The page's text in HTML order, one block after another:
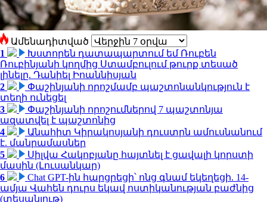
Ամենադիտված
1
Խստորեն դատապարտում եմ Ռուբեն
Ռուբինյանի կողմից Ստամբուլում թուրք տեսած
լինելը. Դանիել Իոաննիսյան
2
Փաշինյանի որոշմամբ պաշտոնանկություն է
տեղի ունեցել
3
Փաշինյանի որոշումներով 7 պաշտոնյա
ազատվել է պաշտոնից
4
Անահիտ Կիրակոսյանի դուստրն ամուսնանում
է. մանրամասներ
5
Սիլվա Հակոբյանը հայտնել է ցավալի կորստի
մասին (Լուսանկար)
6
Chat GPT-ին հարցրեցի՝ ոնց գնամ եկեղեցի. 14-
ամյա Վահեն դուրս եկավ ոստիկանության բաժնից
(տեսանյութ)